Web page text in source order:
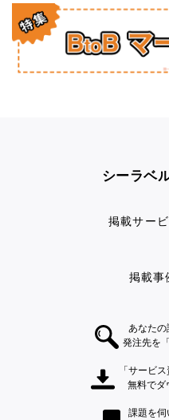
シーラベ
掲載サー
掲載事
あなたの
発注先を
「サービ
無料でダ
課題を伺